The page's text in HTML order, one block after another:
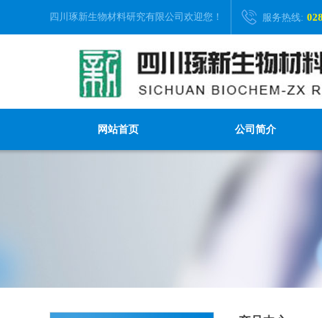
四川琢新生物材料研究有限公司 欢迎您！ 服务热线:
网站首页 公司简介